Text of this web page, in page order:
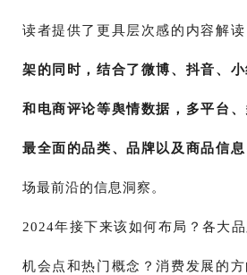
读者提供了更具层次感的内容解读
架的同时，结合了微博、抖音、
和电商评论等舆情数据，多平台
最全面的品类、品牌以及商品信息
场最前沿的信息洞察。
2024年接下来该如何布局？各大
机会点和热门概念？消费发展的